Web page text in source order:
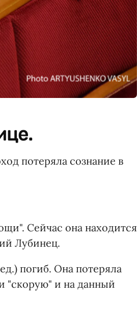
потеряла сознание в
Сейчас она находится
Лубинец.
погиб. Она потеряла
"скорую" и на данный